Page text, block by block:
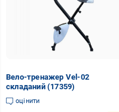
Вело-тренажер Vel-02
складаний (17359)
оцінити